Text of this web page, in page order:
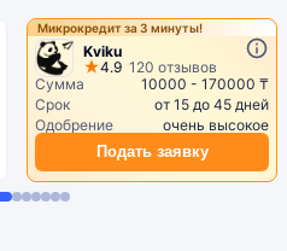
Микрокредит за 3 минуты!
Kviku
4.9 120 отзывов
Сумма
10000 - 170000 ₸
Срок
от 15 до 45 дней
Одобрение
очень высокое
Подать заявку